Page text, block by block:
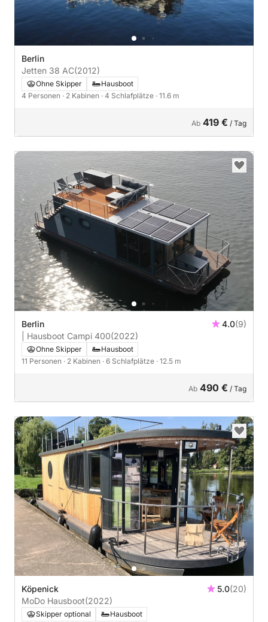
Berlin
Jetten 38 AC(2012)
Ohne Skipper
Hausboot
4 Personen · 2 Kabinen · 4 Schlafplätze · 11.6 m
Ab 419 € / Tag
Berlin 4.0(9)
| Hausboot Campi 400(2022)
Ohne Skipper
Hausboot
11 Personen · 2 Kabinen · 6 Schlafplätze · 12.5 m
Ab 490 € / Tag
Köpenick 5.0(20)
MoDo Hausboot(2022)
Skipper optional
Hausboot